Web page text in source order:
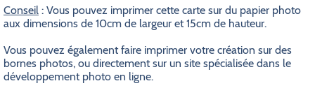
Conseil : Vous pouvez imprimer cette carte sur du papier photo
aux dimensions de 10cm de largeur et 15cm de hauteur.
Vous pouvez également faire imprimer votre création sur des
bornes photos, ou directement sur un site spécialisée dans le
développement photo en ligne.